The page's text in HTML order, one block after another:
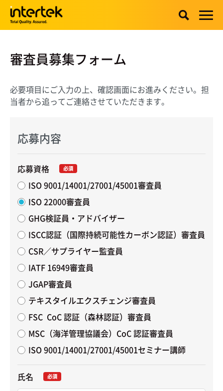
審査員募集フォーム
必要項目にご入力の上、確認画面にお進みください。担
当者から追ってご連絡させていただきます。
応募内容
応募資格 必須
ISO 9001/14001/27001/45001審査員
ISO 22000審査員
GHG検証員・アドバイザー
ISCC認証（国際持続可能性カーボン認証）審査員
CSR／サプライヤー監査員
IATF 16949審査員
JGAP審査員
テキスタイルエクスチェンジ審査員
FSC  CoC 認証（森林認証）審査員
MSC（海洋管理協議会）CoC 認証審査員
ISO 9001/14001/27001/45001セミナー講師
氏名 必須